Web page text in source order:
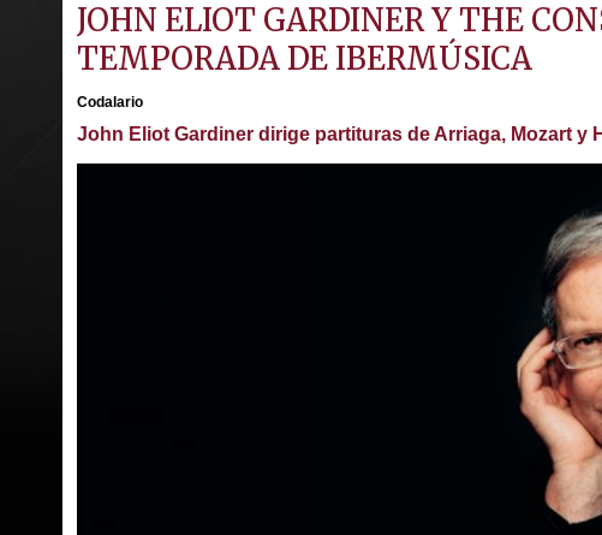
JOHN ELIOT GARDINER Y THE
TEMPORADA DE IBERMÚSICA
Codalario
John Eliot Gardiner dirige partituras de Arriaga, Mozart y